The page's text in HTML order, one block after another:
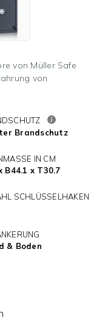
von Müller Safe
von
Brandschutz
IN CM
B44.1 x T30.7
SCHLÜSSELHAKEN
& Boden